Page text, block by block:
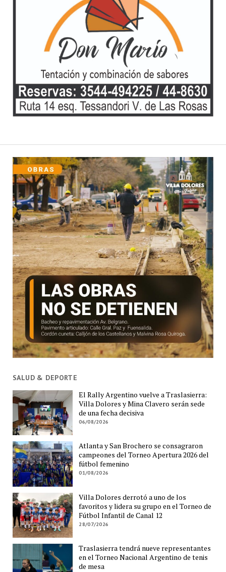
SALUD & DEPORTE
El Rally Argentino vuelve a Traslasierra:
Villa Dolores y Mina Clavero serán sede
de una fecha decisiva
06/08/2026
Atlanta y San Brochero se consagraron
campeones del Torneo Apertura 2026 del
fútbol femenino
01/08/2026
Villa Dolores derrotó a uno de los
favoritos y lidera su grupo en el Torneo de
Fútbol Infantil de Canal 12
28/07/2026
Traslasierra tendrá nueve representantes
en el Torneo Nacional Argentino de tenis
de mesa